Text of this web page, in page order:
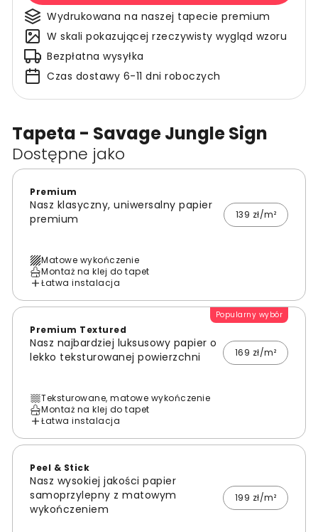
Tapeta - Savage Jungle Sign
Dostępne jako
Premium
Nasz klasyczny, uniwersalny papier
premium
139 zł/m²
Matowe wykończenie
Montaż na klej do tapet
Łatwa instalacja
Popularny wybór
Premium Textured
Nasz najbardziej luksusowy papier o
lekko teksturowanej powierzchni
169 zł/m²
Teksturowane, matowe wykończenie
Montaż na klej do tapet
Łatwa instalacja
Peel & Stick
Nasz wysokiej jakości papier
samoprzylepny z matowym
wykończeniem
199 zł/m²
Wydrukowana na naszej tapecie premium
W skali pokazującej rzeczywisty wygląd wzoru
Bezpłatna wysyłka
Czas dostawy 6-11 dni roboczych